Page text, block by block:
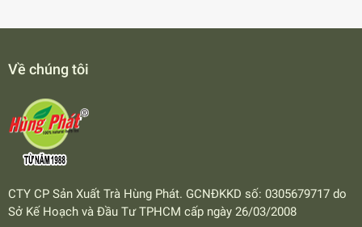
Về chúng tôi
CTY CP Sản Xuất Trà Hùng Phát. GCNĐKKD số: 0305679717 do
Sở Kế Hoạch và Đầu Tư TPHCM cấp ngày 26/03/2008